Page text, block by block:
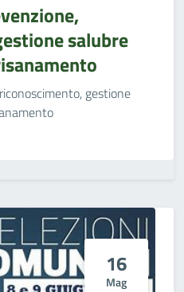
salubre
gestione
16
Mag